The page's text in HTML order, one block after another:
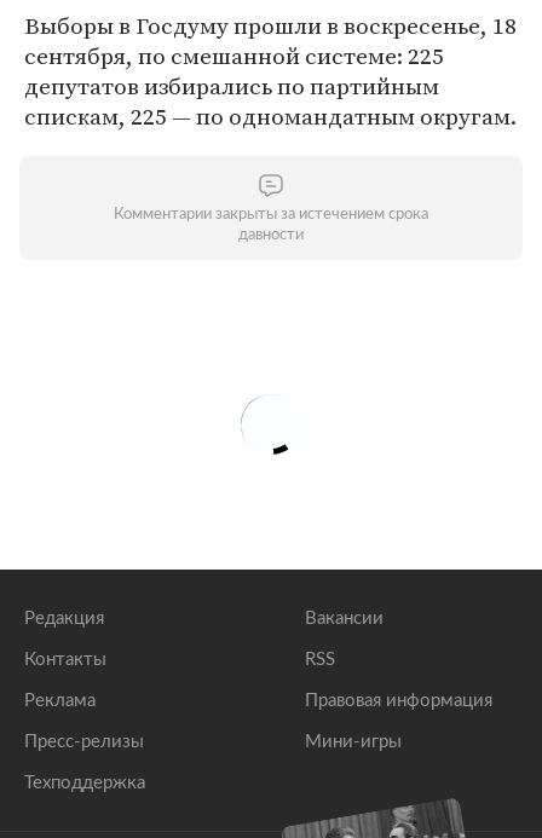
Выборы в Госдуму прошли в воскресенье, 18
сентября, по смешанной системе: 225
депутатов избирались по партийным
спискам, 225 — по одномандатным округам.
Комментарии закрыты за истечением срока
давности
Редакция
Контакты
Реклама
Пресс-релизы
Техподдержка
Вакансии
RSS
Правовая информация
Мини-игры